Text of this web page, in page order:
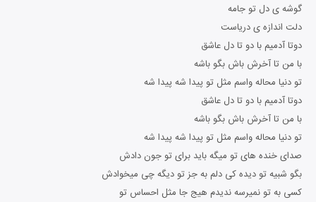
گوشه ی دل تو جامه
دلت اندازه ی دریاست
دوتا آدمیم با دو تا دل عاشق
با من تا آخرش باش بگو باشه
تو دنیا محاله واسم مثل تو پیدا شه پیدا شه
دوتا آدمیم با دو تا دل عاشق
با من تا آخرش باش بگو باشه
تو دنیا محاله واسم مثل تو پیدا شه پیدا شه
صدای خنده های تو میگه باید برای تو جون دادش
بگو شبیه تو دیده کی دلم به جز تو دیگه چی میخوادش
کسی به تو نمیرسه ندیدم هیج جا مثل احساس تو